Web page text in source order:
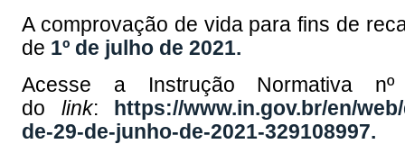
A comprovação de vida para fins de
de 1º de julho de 2021.
Acesse a Instrução Normativa
do link:
https://www.in.gov.br/en/
de-29-de-junho-de-2021-329108997.